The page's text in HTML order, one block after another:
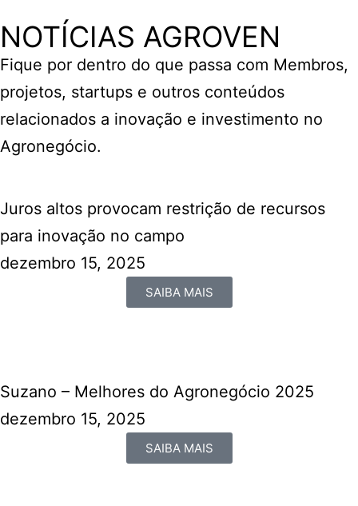
NOTÍCIAS AGROVEN
Fique por dentro do que passa com Membros,
projetos, startups e outros conteúdos
relacionados a inovação e investimento no
Agronegócio.
Juros altos provocam restrição de recursos
para inovação no campo
dezembro 15, 2025
SAIBA MAIS
Suzano – Melhores do Agronegócio 2025
dezembro 15, 2025
SAIBA MAIS